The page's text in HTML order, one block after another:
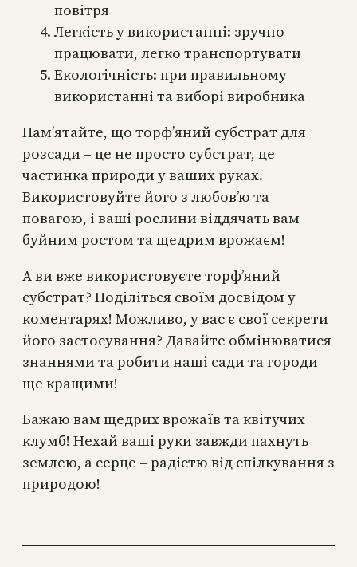
повітря
Легкість у використанні: зручно
працювати, легко транспортувати
Екологічність: при правильному
використанні та виборі виробника
Пам’ятайте, що торф’яний субстрат для
розсади – це не просто субстрат, це
частинка природи у ваших руках.
Використовуйте його з любов’ю та
повагою, і ваші рослини віддячать вам
буйним ростом та щедрим врожаєм!
А ви вже використовуєте торф’яний
субстрат? Поділіться своїм досвідом у
коментарях! Можливо, у вас є свої секрети
його застосування? Давайте обмінюватися
знаннями та робити наші сади та городи
ще кращими!
Бажаю вам щедрих врожаїв та квітучих
клумб! Нехай ваші руки завжди пахнуть
землею, а серце – радістю від спілкування з
природою!